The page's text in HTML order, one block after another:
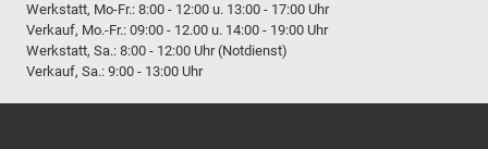
Werkstatt, Mo-Fr.: 8:00 - 12:00 u. 13:00 - 17:00 Uhr
Verkauf, Mo.-Fr.: 09:00 - 12.00 u. 14:00 - 19:00 Uhr
Werkstatt, Sa.: 8:00 - 12:00 Uhr (Notdienst)
Verkauf, Sa.: 9:00 - 13:00 Uhr